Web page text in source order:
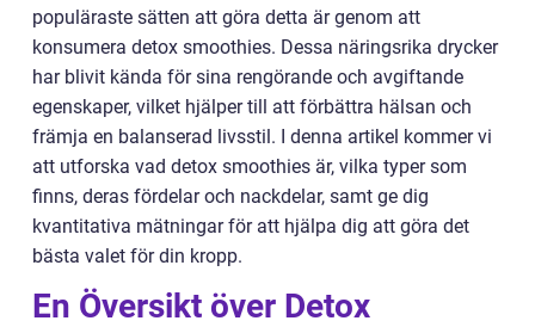
populäraste sätten att göra detta är genom att
konsumera detox smoothies. Dessa näringsrika drycker
har blivit kända för sina rengörande och avgiftande
egenskaper, vilket hjälper till att förbättra hälsan och
främja en balanserad livsstil. I denna artikel kommer vi
att utforska vad detox smoothies är, vilka typer som
finns, deras fördelar och nackdelar, samt ge dig
kvantitativa mätningar för att hjälpa dig att göra det
bästa valet för din kropp.
En Översikt över Detox